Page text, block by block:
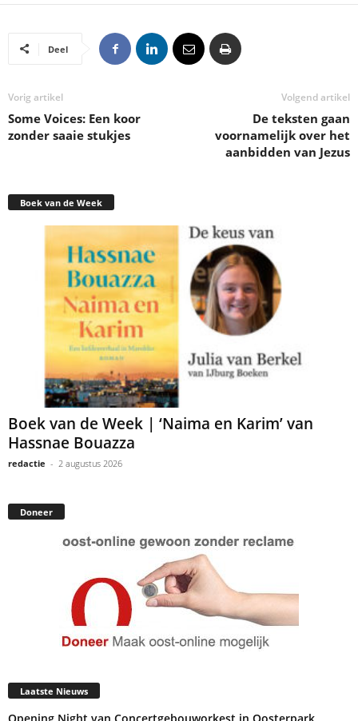
Deel
Vorig artikel
Some Voices: Een koor
zonder saaie stukjes
Volgend artikel
De teksten gaan
voornamelijk over het
aanbidden van Jezus
Boek van de Week
Boek van de Week | ‘Naima en Karim’ van
Hassnae Bouazza
redactie - 2 augustus 2026
Doneer
Laatste Nieuws